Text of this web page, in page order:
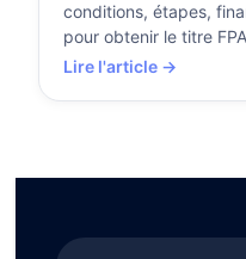
conditions, étapes,
pour obtenir le titre
grâce à votre
Lire l'article →